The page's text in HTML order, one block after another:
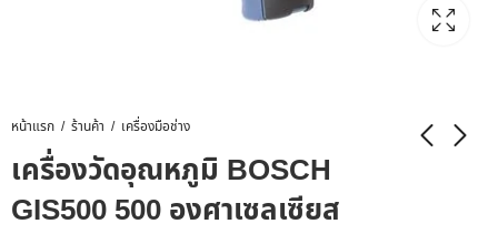
หน้าแรก ร้านค้า เครื่องมือช่าง
เครื่องวัดอุณหภูมิ BOSCH
GIS500 500 องศาเซลเซียส